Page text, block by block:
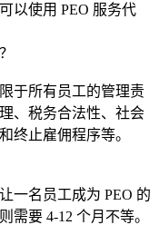
以使用 PEO 服务代
于所有员工的管理责
、税务合法性、社会
终止雇佣程序等。
一名员工成为 PEO 的
需要 4-12 个月不等。